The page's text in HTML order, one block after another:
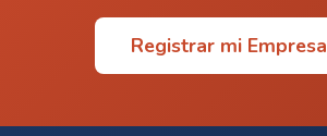
Registrar mi Empresa